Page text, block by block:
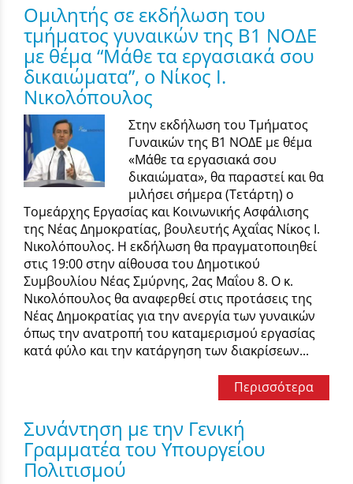
Ομιλητής σε εκδήλωση του
τμήματος γυναικών της Β1 ΝΟΔΕ
με θέμα “Μάθε τα εργασιακά σου
δικαιώματα”, ο Νίκος Ι.
Νικολόπουλος
Στην εκδήλωση του Τμήματος
Γυναικών της Β1 ΝΟΔΕ με θέμα
«Μάθε τα εργασιακά σου
δικαιώματα», θα παραστεί και θα
μιλήσει σήμερα (Τετάρτη) ο
Τομεάρχης Εργασίας και Κοινωνικής Ασφάλισης
της Νέας Δημοκρατίας, βουλευτής Αχαΐας Νίκος Ι.
Νικολόπουλος. Η εκδήλωση θα πραγματοποιηθεί
στις 19:00 στην αίθουσα του Δημοτικού
Συμβουλίου Νέας Σμύρνης, 2ας Μαΐου 8. Ο κ.
Νικολόπουλος θα αναφερθεί στις προτάσεις της
Νέας Δημοκρατίας για την ανεργία των γυναικών
όπως την ανατροπή του καταμερισμού εργασίας
κατά φύλο και την κατάργηση των διακρίσεων...
Περισσότερα
Συνάντηση με την Γενική
Γραμματέα του Υπουργείου
Πολιτισμού